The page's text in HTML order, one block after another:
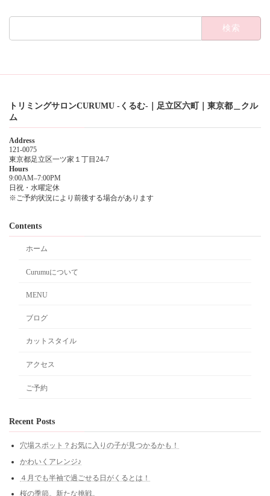
検
トリミングサロンCURUMU -くるむ-｜足立区六町｜東京都＿クル
ム
Address
121-0075
東京都足立区一ツ家１丁目24-7
Hours
9:00AM–7:00PM
日祝・水曜定休
※ご予約状況により前後する場合があります
Contents
ホーム
Curumuについて
MENU
ブログ
カットスタイル
アクセス
ご予約
Recent Posts
穴場スポット？お気に入りの子が見つかるかも！
かわいくアレンジ♪
４月でも半袖で過ごせる日がくるとは！
桜の季節。新たな挑戦。